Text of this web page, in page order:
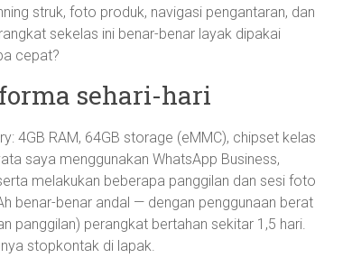
struk, foto produk, navigasi pengantaran, dan
sekelas ini benar-benar layak dipakai
cepat?
sehari-hari
4GB RAM, 64GB storage (eMMC), chipset kelas
saya menggunakan WhatsApp Business,
melakukan beberapa panggilan dan sesi foto
benar-benar andal — dengan penggunaan berat
panggilan) perangkat bertahan sekitar 1,5 hari.
stopkontak di lapak.